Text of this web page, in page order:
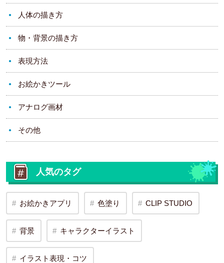
人体の描き方
物・背景の描き方
表現方法
お絵かきツール
アナログ画材
その他
人気のタグ
お絵かきアプリ 色塗り CLIP STUDIO
背景 キャラクターイラスト
イラスト表現・コツ